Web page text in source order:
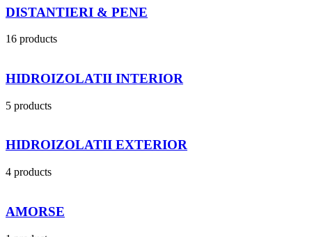
DISTANTIERI & PENE
16 products
HIDROIZOLATII INTERIOR
5 products
HIDROIZOLATII EXTERIOR
4 products
AMORSE